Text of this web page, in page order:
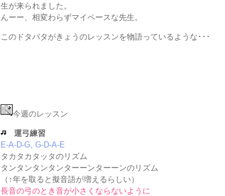
生が来られました。
んーー、相変わらずマイペースな先生。
このドタバタがきょうのレッスンを物語っているような･･･
今週のレッスン
運弓練習
E-A-D-G, G-D-A-E
タカタカタッタのリズム
タンタンタンタンターーンターーンのリズム
（↑年を取ると擬音語が増えるらしい）
長音の弓のとき音が小さくならないように